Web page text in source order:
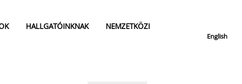
HALLGATÓINKNAK
NEMZETKÖZI
English